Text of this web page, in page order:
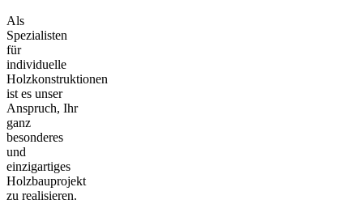
Als
Spezialisten
für
individuelle
Holzkonstruktionen
ist es unser
Anspruch, Ihr
ganz
besonderes
und
einzigartiges
Holzbauprojekt
zu realisieren.